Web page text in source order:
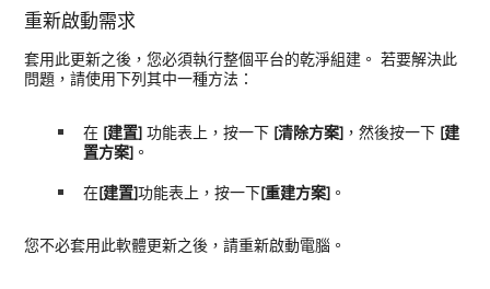
重新啟動需求
套用此更新之後，您必須執行整個平台的乾淨組建。 若要解決此
問題，請使用下列其中一種方法：
在 [建置] 功能表上，按一下 [清除方案] ，然後按一下 [建
置方案] 。
在[建置]功能表上，按一下[重建方案] 。
您不必套用此軟體更新之後，請重新啟動電腦。